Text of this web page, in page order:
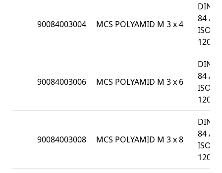
90084003004 MCS POLYAMID M 3 x 4
DIN
84 /
ISO
1207
90084003006 MCS POLYAMID M 3 x 6
DIN
84 /
ISO
1207
90084003008 MCS POLYAMID M 3 x 8
DIN
84 /
ISO
1207